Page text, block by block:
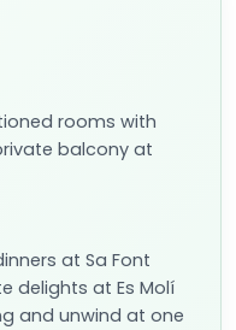
rooms with
balcony at
at Sa Font
delights at Es Molí
and unwind at one